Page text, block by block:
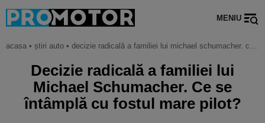
MENIU
acasa • știri auto • decizie radicală a familiei lui michael schumacher. ce se întâmplă cu fostul mare pilot?
Decizie radicală a familiei lui
Michael Schumacher. Ce se
întâmplă cu fostul mare pilot?